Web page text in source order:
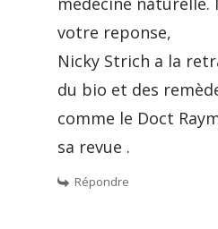
votre reponse,
Nicky Strich a la
du bio et des
comme le Doct
sa revue .
Répondre